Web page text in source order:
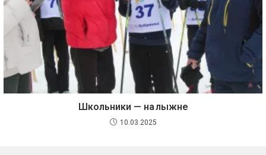
Школьники — на лыжне
10.03.2025